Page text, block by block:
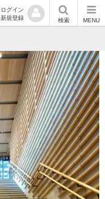
ログイン
新規登録
検索 MENU